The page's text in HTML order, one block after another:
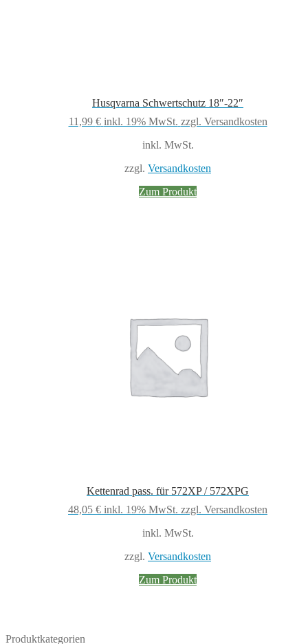
Husqvarna Schwertschutz 18″-22″
11,99 € inkl. 19% MwSt. zzgl. Versandkosten
inkl. MwSt.
zzgl. Versandkosten
Zum Produkt
Kettenrad pass. für 572XP / 572XPG
48,05 € inkl. 19% MwSt. zzgl. Versandkosten
inkl. MwSt.
zzgl. Versandkosten
Zum Produkt
Produktkategorien